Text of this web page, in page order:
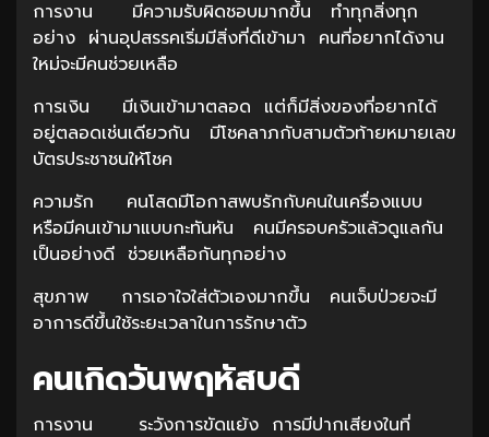
การงาน มีความรับผิดชอบมากขึ้น ทำทุกสิ่งทุก
อย่าง ผ่านอุปสรรคเริ่มมีสิ่งที่ดีเข้ามา คนที่อยากได้งาน
ใหม่จะมีคนช่วยเหลือ
การเงิน มีเงินเข้ามาตลอด แต่ก็มีสิ่งของที่อยากได้
อยู่ตลอดเช่นเดียวกัน มีโชคลาภกับสามตัวท้ายหมายเลข
บัตรประชาชนให้โชค
ความรัก คนโสดมีโอกาสพบรักกับคนในเครื่องแบบ
หรือมีคนเข้ามาแบบกะทันหัน คนมีครอบครัวแล้วดูแลกัน
เป็นอย่างดี ช่วยเหลือกันทุกอย่าง
สุขภาพ การเอาใจใส่ตัวเองมากขึ้น คนเจ็บป่วยจะมี
อาการดีขึ้นใช้ระยะเวลาในการรักษาตัว
คนเกิดวันพฤหัสบดี
การงาน ระวังการขัดแย้ง การมีปากเสียงในที่